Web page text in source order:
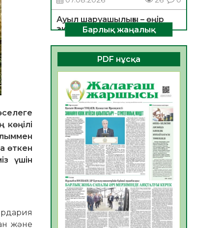
өткен
үшін
және
Ауыл шаруашылығы – өңір
экономикасының негізгі
тірегі
06.08.2026
35 0
ҚОҒАМДЫҚ БЕЛСЕНДІЛІК –
ЕЛ ДАМУЫНЫҢ НЕГІЗІ
06.08.2026
32
ҚҰРЫЛТАЙ САЙЛАУЫ –
БОЛАШАҚҚА БАСТАР
ЖАУАПТЫ ТАҢДАУ
06.08.2026
35
Инфекциялық ауруларға
қарсы иммундау
жұмыстарының тиімділігі
06.08.2026
36
Көкжөтел ауруы туралы
Барлық жаңалық
PDF нұсқа